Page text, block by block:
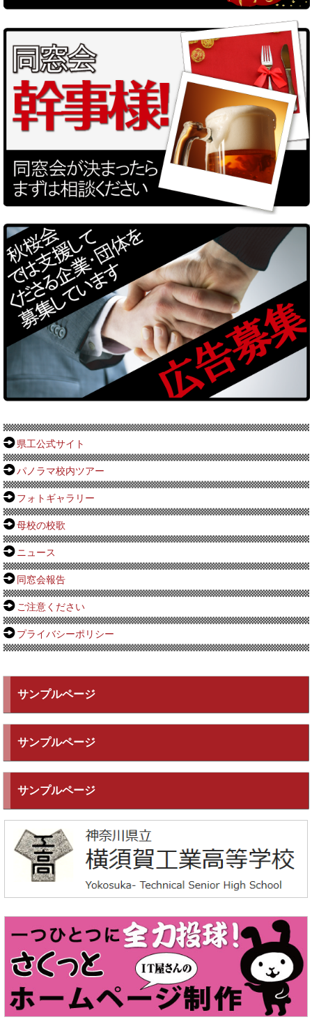
県工公式サイト
パノラマ校内ツアー
フォトギャラリー
母校の校歌
ニュース
同窓会報告
ご注意ください
プライバシーポリシー
サンプルページ
サンプルページ
サンプルページ